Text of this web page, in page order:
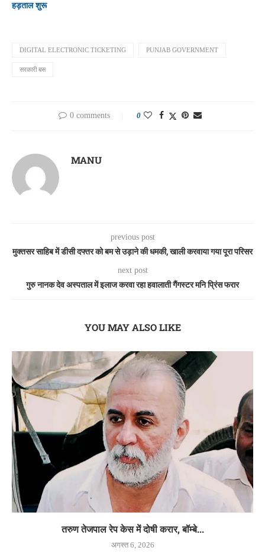
हड़ताल शुरू
DIGITAL ELECTRONIC TICKETING PUNJAB GOVERNMENT
सरकारी बस
0 comments 0
MANU
previous post
मुक्तसर साहिब में डीसी दफ्तर को बम से उड़ाने की धमकी, खाली करवाया गया पूरा परिसर
next post
गुरु नानक देव अस्पताल में इलाज करवा रहा हवालाती गैंगस्टर मनि प्रिंस फरार
YOU MAY ALSO LIKE
तरुण तेजपाल रेप केस में दोषी करार, बॉम्बे...
अगस्त 6, 2026